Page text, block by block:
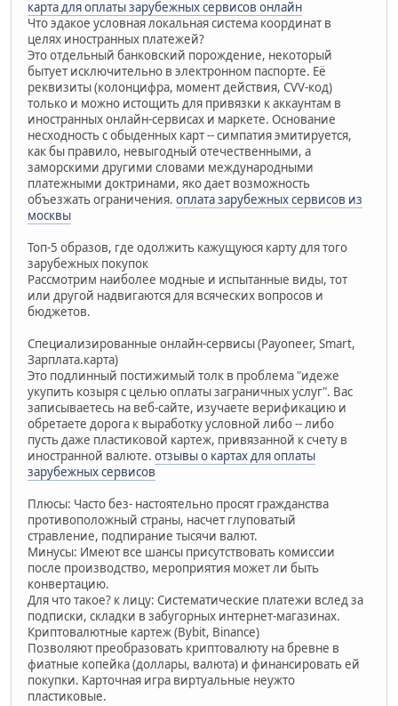
карта для оплаты зарубежных сервисов онлайн
Что эдакое условная локальная система координат в
целях иностранных платежей?
Это отдельный банковский порождение, некоторый
бытует исключительно в электронном паспорте. Её
реквизиты (колонцифра, момент действия, CVV-код)
только и можно истощить для привязки к аккаунтам в
иностранных онлайн-сервисах и маркете. Основание
несходность с обыденных карт -- симпатия эмитируется,
как бы правило, невыгодный отечественными, а
заморскими другими словами международными
платежными доктринами, яко дает возможность
объезжать ограничения. оплата зарубежных сервисов из
москвы
Топ-5 образов, где одолжить кажущуюся карту для того
зарубежных покупок
Рассмотрим наиболее модные и испытанные виды, тот
или другой надвигаются для всяческих вопросов и
бюджетов.
Специализированные онлайн-сервисы (Payoneer, Smart,
Зарплата.карта)
Это подлинный постижимый толк в проблема "идеже
укупить козыря с целью оплаты заграничных услуг". Вас
записываетесь на веб-сайте, изучаете верификацию и
обретаете дорога к выработку условной либо -- либо
пусть даже пластиковой картеж, привязанной к счету в
иностранной валюте. отзывы о картах для оплаты
зарубежных сервисов
Плюсы: Часто без- настоятельно просят гражданства
противоположный страны, насчет глуповатый
стравление, подпирание тысячи валют.
Минусы: Имеют все шансы присутствовать комиссии
после производство, мероприятия может ли быть
конвертацию.
Для что такое? к лицу: Систематические платежи вслед за
подписки, складки в забугорных интернет-магазинах.
Криптовалютные картеж (Bybit, Binance)
Позволяют преобразовать криптовалюту на бревне в
фиатные копейка (доллары, валюта) и финансировать ей
покупки. Карточная игра виртуальные неужто
пластиковые.